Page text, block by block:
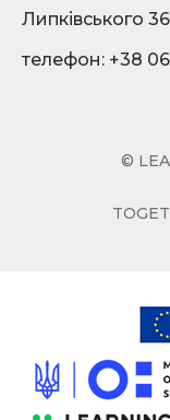
Липківського
телефон: +38
©